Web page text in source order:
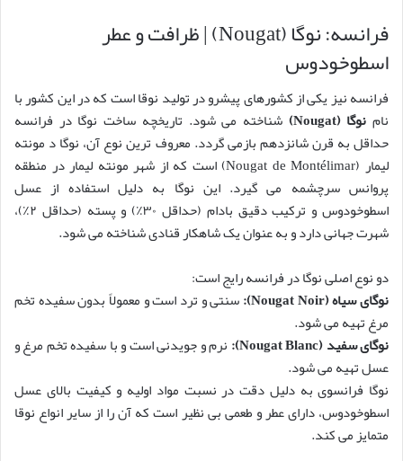
فرانسه: نوگا (Nougat) | ظرافت و عطر
اسطوخودوس
فرانسه نیز یکی از کشورهای پیشرو در تولید نوقا است که در این کشور با
نام نوگا (Nougat)
شناخته می شود. تاریخچه ساخت نوگا در فرانسه
حداقل به قرن شانزدهم بازمی گردد. معروف ترین نوع آن، نوگا د مونته
لیمار (Nougat de Montélimar) است که از شهر مونته لیمار در منطقه
پروانس سرچشمه می گیرد. این نوگا به دلیل استفاده از عسل
اسطوخودوس و ترکیب دقیق بادام (حداقل ۳۰٪) و پسته (حداقل ۲٪)،
شهرت جهانی دارد و به عنوان یک شاهکار قنادی شناخته می شود.
دو نوع اصلی نوگا در فرانسه رایج است:
نوگای سیاه (Nougat Noir):
سنتی و ترد است و معمولاً بدون سفیده تخم
مرغ تهیه می شود.
نوگای سفید (Nougat Blanc):
نرم و جویدنی است و با سفیده تخم مرغ و
عسل تهیه می شود.
نوگا فرانسوی به دلیل دقت در نسبت مواد اولیه و کیفیت بالای عسل
اسطوخودوس، دارای عطر و طعمی بی نظیر است که آن را از سایر انواع نوقا
متمایز می کند.